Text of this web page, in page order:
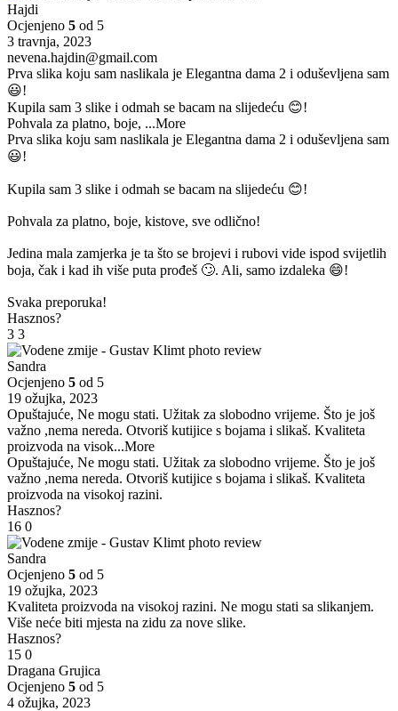
Hajdi
Ocjenjeno 5 od 5
3 travnja, 2023
nevena.hajdin@gmail.com
Prva slika koju sam naslikala je Elegantna dama 2 i oduševljena sam
😃!
Kupila sam 3 slike i odmah se bacam na slijedeću 😊!
Pohvala za platno, boje, ...More
Prva slika koju sam naslikala je Elegantna dama 2 i oduševljena sam
😃!
Kupila sam 3 slike i odmah se bacam na slijedeću 😊!
Pohvala za platno, boje, kistove, sve odlično!
Jedina mala zamjerka je ta što se brojevi i rubovi vide ispod svijetlih
boja, čak i kad ih više puta prođeš 🙄. Ali, samo izdaleka 😄!
Svaka preporuka!
Hasznos?
3 3
Sandra
Ocjenjeno 5 od 5
19 ožujka, 2023
Opuštajuće, Ne mogu stati. Užitak za slobodno vrijeme. Što je još
važno ,nema nereda. Otvoriš kutijice s bojama i slikaš. Kvaliteta
proizvoda na visok...More
Opuštajuće, Ne mogu stati. Užitak za slobodno vrijeme. Što je još
važno ,nema nereda. Otvoriš kutijice s bojama i slikaš. Kvaliteta
proizvoda na visokoj razini.
Hasznos?
16 0
Sandra
Ocjenjeno 5 od 5
19 ožujka, 2023
Kvaliteta proizvoda na visokoj razini. Ne mogu stati sa slikanjem.
Više neće biti mjesta na zidu za nove slike.
Hasznos?
15 0
Dragana Grujica
Ocjenjeno 5 od 5
4 ožujka, 2023